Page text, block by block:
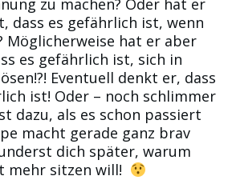
zu machen? Oder hat er
dass es gefährlich ist, wenn
Möglicherweise hat er aber
es gefährlich ist, sich in
Eventuell denkt er, dass
ist! Oder – noch schlimmer
dazu, als es schon passiert
macht gerade ganz brav
dich später, warum
mehr sitzen will!